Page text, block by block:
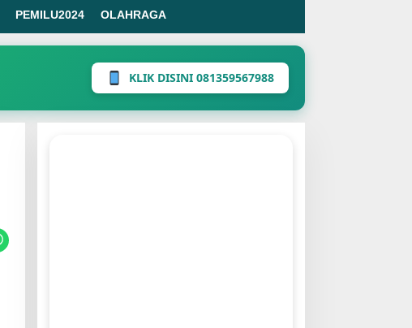
PEMILU2024 OLAHRAGA
KLIK DISINI 081359567988